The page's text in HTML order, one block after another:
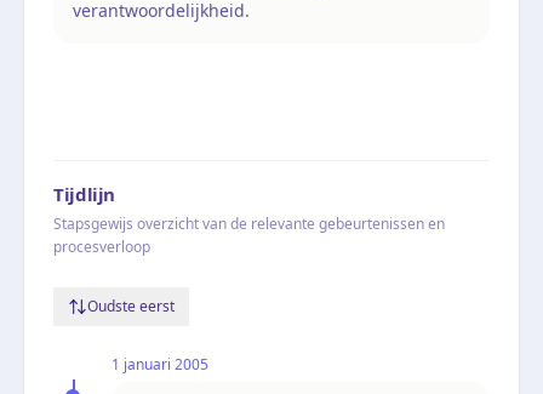
verantwoordelijkheid.
Tijdlijn
Stapsgewijs overzicht van de relevante gebeurtenissen en
procesverloop
Oudste eerst
1 januari 2005